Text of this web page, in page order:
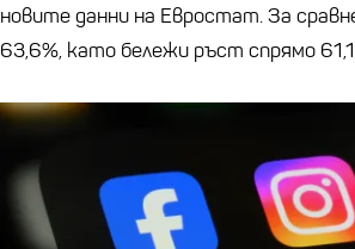
новите данни на Евростат. За
63,6%, като бележи ръст спрямо